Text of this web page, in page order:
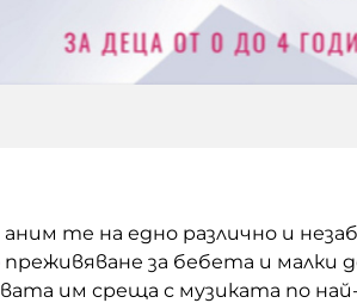
аним те на едно различно и
преживяване за бебета и
им среща с музиката по